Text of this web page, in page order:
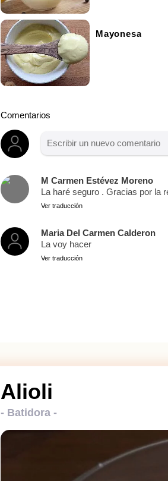
Mayonesa
Comentarios
M Carmen Estévez Moreno
La haré seguro . Gracias por la
Ver traducción
Maria Del Carmen Calderon
La voy hacer
Ver traducción
Alioli
- Batidora -